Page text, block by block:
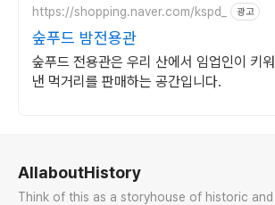
https://shopping.naver.com/kspd_ 광고
숲푸드 밤전용관
숲푸드 전용관은 우리 산에서 임업인이 키워
낸 먹거리를 판매하는 공간입니다.
AllaboutHistory
Think of this as a storyhouse of historic and